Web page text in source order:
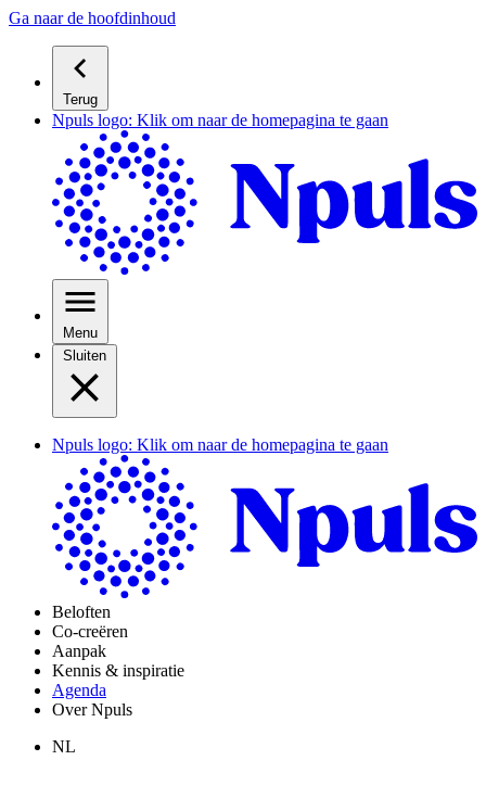
Ga naar de hoofdinhoud
Terug
Npuls logo: Klik om naar de homepagina te gaan
Menu
Sluiten
Npuls logo: Klik om naar de homepagina te gaan
Beloften
Co-creëren
Aanpak
Kennis & inspiratie
Agenda
Over Npuls
NL